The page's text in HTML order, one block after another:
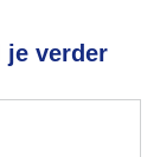
je verder
voor het